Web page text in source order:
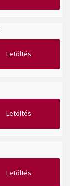
Letöltés
Letöltés
Letöltés